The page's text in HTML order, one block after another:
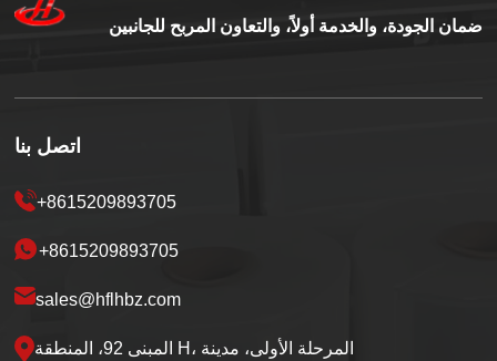
ضمان الجودة، والخدمة أولاً، والتعاون المربح للجانبين
اتصل بنا
+8615209893705
+8615209893705
sales@hflhbz.com
المبنى 92، المنطقة H، المرحلة الأولى، مدينة